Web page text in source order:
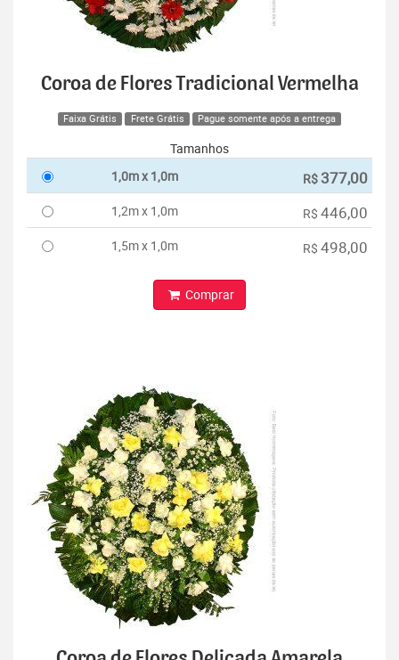
Coroa de Flores Tradicional Vermelha
Faixa Grátis Frete Grátis Pague somente após a entrega
Tamanhos
1,0m x 1,0m
R$ 377,00
1,2m x 1,0m R$ 446,00
1,5m x 1,0m R$ 498,00
Comprar